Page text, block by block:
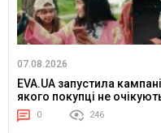
07.08.2026
EVA.UA запустила
якого покупці не
0 246